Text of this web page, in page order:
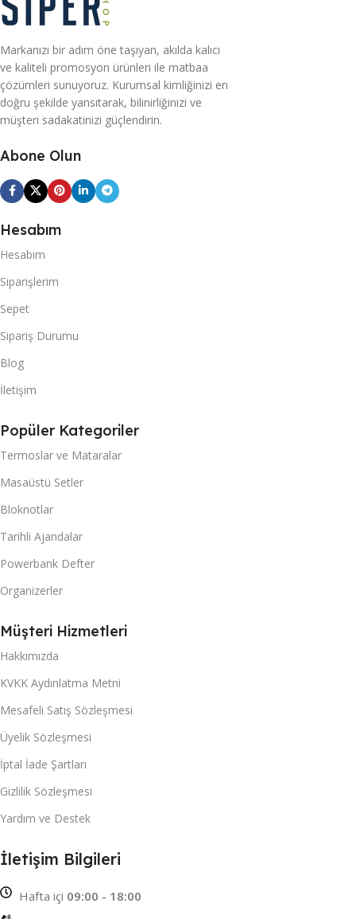
Markanızı bir adım öne taşıyan, akılda kalıcı
ve kaliteli promosyon ürünleri ile matbaa
çözümleri sunuyoruz. Kurumsal kimliğinizi en
doğru şekilde yansıtarak, bilinirliğinizi ve
müşteri sadakatinizi güçlendirin.
Abone Olun
Hesabım
Hesabım
Siparişlerim
Sepet
Sipariş Durumu
Blog
İletişim
Popüler Kategoriler
Termoslar ve Mataralar
Masaüstü Setler
Bloknotlar
Tarihli Ajandalar
Powerbank Defter
Organizerler
Müşteri Hizmetleri
Hakkımızda
KVKK Aydınlatma Metni
Mesafeli Satış Sözleşmesi
Üyelik Sözleşmesi
İptal İade Şartları
Gizlilik Sözleşmesi
Yardım ve Destek
İletişim Bilgileri
Hafta içi 09:00 - 18:00